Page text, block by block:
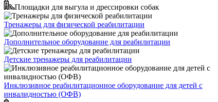
Площадки для выгула и дрессировки собак
Тренажеры для физической реабилитации
Дополнительное оборудование для реабилитации
Детские тренажеры для реабилитации
Инклюзивное реабилитационное оборудование для детей с
инвалидностью (ОФВ)